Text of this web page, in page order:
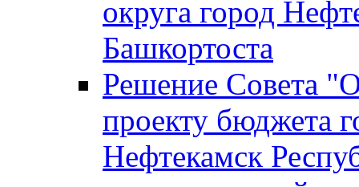
округа город
Башкортоста
Решение Совета
проекту бюджета
Нефтекамск